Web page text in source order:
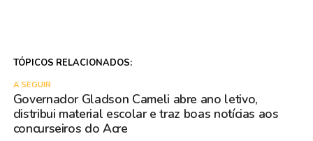
TÓPICOS RELACIONADOS:
A SEGUIR
Governador Gladson Cameli abre ano letivo,
distribui material escolar e traz boas notícias aos
concurseiros do Acre